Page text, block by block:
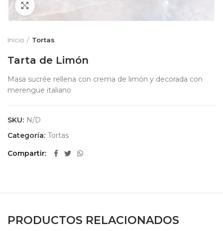
Inicio Tortas
Tarta de Limón
Masa sucrée rellena con crema de limón y decorada con
merengue italiano
SKU: N/D
Categoría: Tortas
Compartir
PRODUCTOS RELACIONADOS